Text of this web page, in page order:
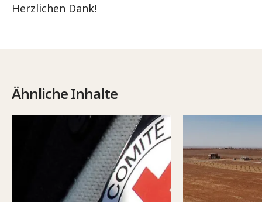
Herzlichen Dank!
Ähnliche Inhalte